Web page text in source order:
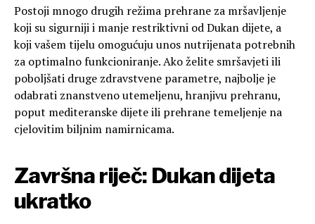
Postoji mnogo drugih režima prehrane za mršavljenje
koji su sigurniji i manje restriktivni od Dukan dijete, a
koji vašem tijelu omogućuju unos nutrijenata potrebnih
za optimalno funkcioniranje. Ako želite smršavjeti ili
poboljšati druge zdravstvene parametre, najbolje je
odabrati znanstveno utemeljenu, hranjivu prehranu,
poput mediteranske dijete ili prehrane temeljenje na
cjelovitim biljnim namirnicama.
Završna riječ: Dukan dijeta
ukratko